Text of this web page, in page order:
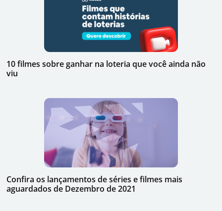
10 filmes sobre ganhar na loteria que você ainda não
viu
Confira os lançamentos de séries e filmes mais
aguardados de Dezembro de 2021